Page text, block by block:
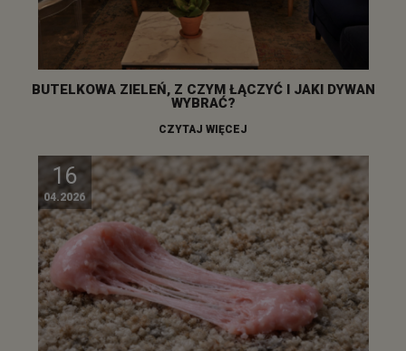
BUTELKOWA ZIELEŃ, Z CZYM ŁĄCZYĆ I JAKI DYWAN
WYBRAĆ?
CZYTAJ WIĘCEJ
16
04.2026